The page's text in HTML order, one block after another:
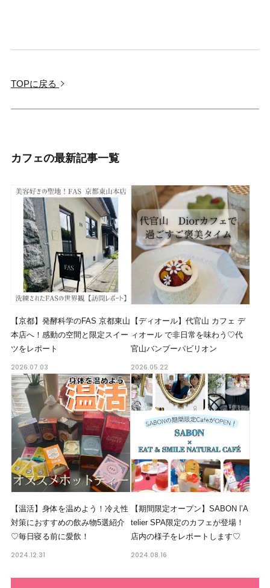
TOPに戻る
カフェの最新記事一覧
⁠【京都】発酵科学のFAS 京都東山
本店へ！感動の空間と限定スイー
ツをレポート⁠
2026.07.03
【ディオール】代官山 カフェ デ
ィオール で非日常を味わう♡代
官山バンブーパビリオン
2026.05.22
【温活】身体を温めよう！冷え性
対策におすすめの飲み物5選紹介
♡毎日寝る前に愛飲！
2024.12.31
【期間限定オープン】SABON l’A
telier SPA限定のカフェが登場！
店内の様子をレポートします♡
2024.08.16